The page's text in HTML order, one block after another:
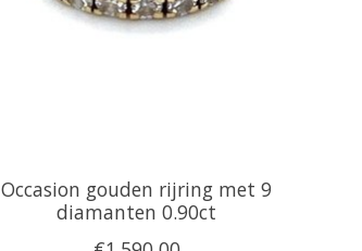
Occasion gouden rijring met 9
diamanten 0.90ct